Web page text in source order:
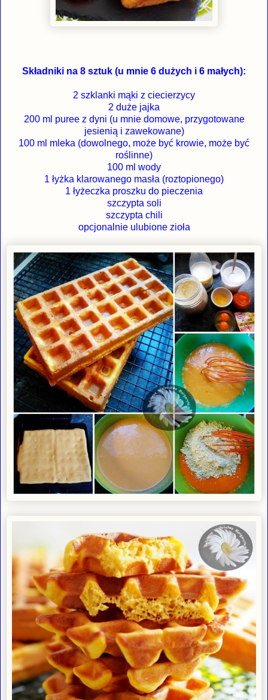
Składniki na 8 sztuk (u mnie 6 dużych i 6 małych):
2 szklanki mąki z ciecierzycy
2 duże jajka
200 ml puree z dyni (u mnie domowe, przygotowane
jesienią i zawekowane)
100 ml mleka (dowolnego, może być krowie, może być
roślinne)
100 ml wody
1 łyżka klarowanego masła (roztopionego)
1 łyżeczka proszku do pieczenia
szczypta soli
szczypta chili
opcjonalnie ulubione zioła